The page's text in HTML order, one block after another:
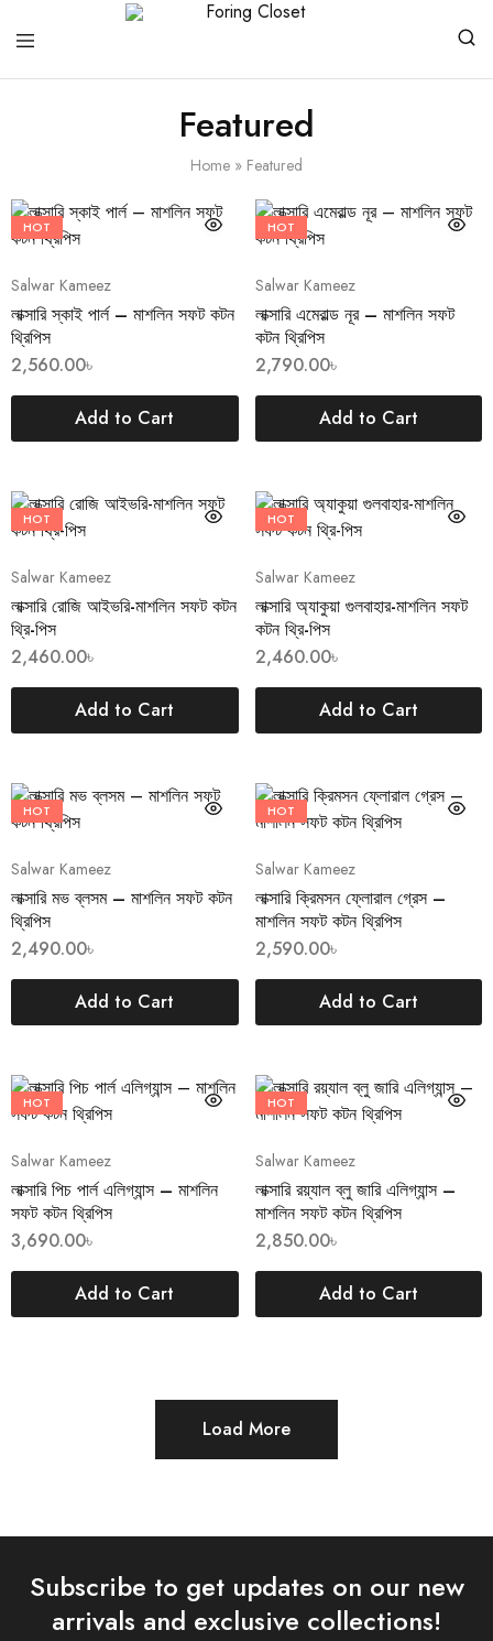
Foring
Home » Featured
Featured
HOT
Salwar Kameez
লাক্সারি স্কাই পার্ল – মাশলিন সফট কটন
থ্রিপিস
2,560.00৳
Add to Cart
HOT
Salwar Kameez
লাক্সারি এমেরাল্ড নূর – মাশলিন সফট
কটন থ্রিপিস
2,790.00৳
Add to Cart
HOT
Salwar Kameez
লাক্সারি রোজি আইভরি-মাশলিন সফট কটন
থ্রি-পিস
2,460.00৳
Add to Cart
HOT
Salwar Kameez
লাক্সারি অ্যাকুয়া গুলবাহার-মাশলিন সফট
কটন থ্রি-পিস
2,460.00৳
Add to Cart
HOT
Salwar Kameez
লাক্সারি মভ ব্লসম – মাশলিন সফট কটন
থ্রিপিস
2,490.00৳
Add to Cart
HOT
Salwar Kameez
লাক্সারি ক্রিমসন ফ্লোরাল গ্রেস –
মাশলিন সফট কটন থ্রিপিস
2,590.00৳
Add to Cart
HOT
Salwar Kameez
লাক্সারি পিচ পার্ল এলিগ্যান্স – মাশলিন
সফট কটন থ্রিপিস
3,690.00৳
Add to Cart
HOT
Salwar Kameez
লাক্সারি রয়্যাল ব্লু জারি এলিগ্যান্স –
মাশলিন সফট কটন থ্রিপিস
2,850.00৳
Add to Cart
Load More
Subscribe to get updates on our new
arrivals and exclusive collections!